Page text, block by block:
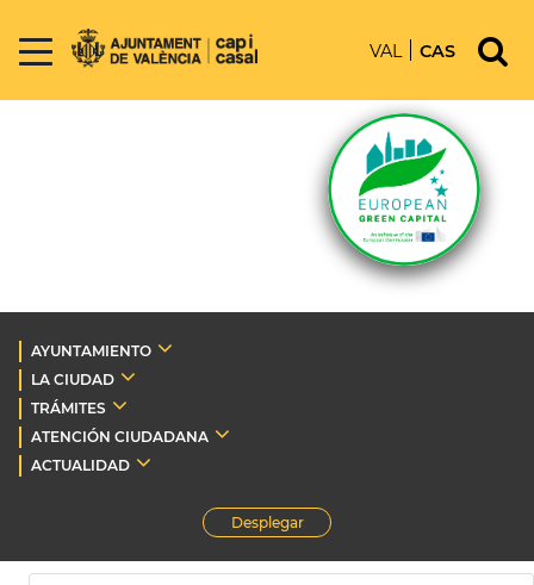
VAL CAS
AYUNTAMIENTO
LA CIUDAD
TRÁMITES
ATENCIÓN CIUDADANA
ACTUALIDAD
Desplegar